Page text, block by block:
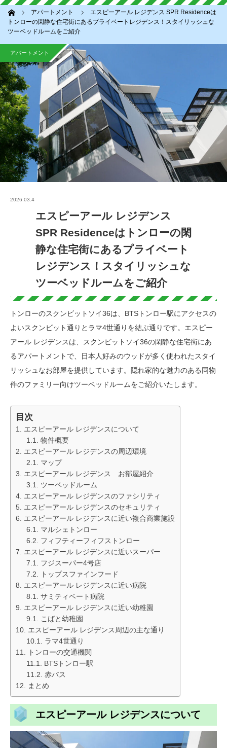
ホーム アパートメント
エスピーアール レジデンス SPR Residenceは
トンローの閑静な住宅街にあるプライベートレジデンス！スタイリッシュな
ツーベッドルームをご紹介
アパートメント
2026.03.4
エスピーアール レジデンス
SPR Residenceはトンローの閑
静な住宅街にあるプライベート
レジデンス！スタイリッシュな
ツーベッドルームをご紹介
トンローのスクンビットソイ36は、BTSトンロー駅にアクセスの
よいスクンビット通りとラマ4世通りを結ぶ通りです。エスピー
アール レジデンスは、スクンビットソイ36の閑静な住宅街にあ
るアパートメントで、日本人好みのウッドが多く使われたスタイ
リッシュなお部屋を提供しています。隠れ家的な魅力のある同物
件のファミリー向けツーベッドルームをご紹介いたします。
目次
エスピーアール レジデンスについて
物件概要
エスピーアール レジデンスの周辺環境
マップ
エスピーアール レジデンス お部屋紹介
ツーベッドルーム
エスピーアール レジデンスのファシリティ
エスピーアール レジデンスのセキュリティ
エスピーアール レジデンスに近い複合商業施設
マルシェトンロー
フィフティーフィフストンロー
エスピーアール レジデンスに近いスーパー
フジスーパー4号店
トップスファインフード
エスピーアール レジデンスに近い病院
サミティベート病院
エスピーアール レジデンスに近い幼稚園
こばと幼稚園
エスピーアール レジデンス周辺の主な通り
ラマ4世通り
トンローの交通機関
BTSトンロー駅
赤バス
まとめ
エスピーアール レジデンスについて